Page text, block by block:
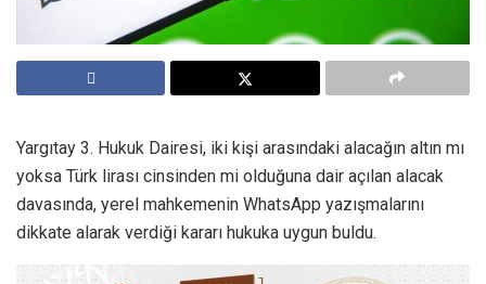
Yargıtay 3. Hukuk Dairesi, iki kişi arasındaki alacağın altın mı
yoksa Türk lirası cinsinden mi olduğuna dair açılan alacak
davasında, yerel mahkemenin WhatsApp yazışmalarını
dikkate alarak verdiği kararı hukuka uygun buldu.